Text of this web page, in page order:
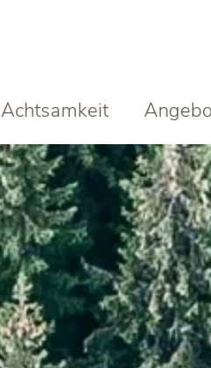
Achtsamkeit